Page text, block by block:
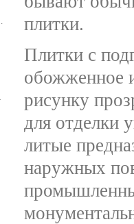
плитки.
Плитки с
обожженное
рисунку
для отделки
литые
наружных